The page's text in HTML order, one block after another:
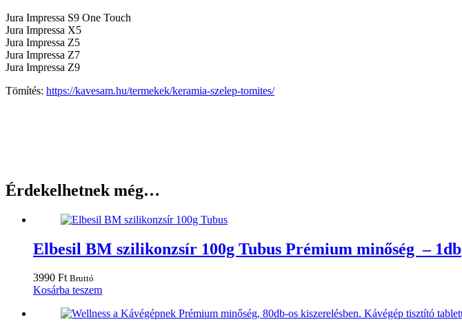
Jura Impressa S9 One Touch
Jura Impressa X5
Jura Impressa Z5
Jura Impressa Z7
Jura Impressa Z9
Tömítés: https://kavesam.hu/termekek/keramia-szelep-tomites/
Érdekelhetnek még…
Elbesil BM szilikonzsír 100g Tubus Prémium minőség – 1db
3990 Ft Bruttó
Kosárba teszem